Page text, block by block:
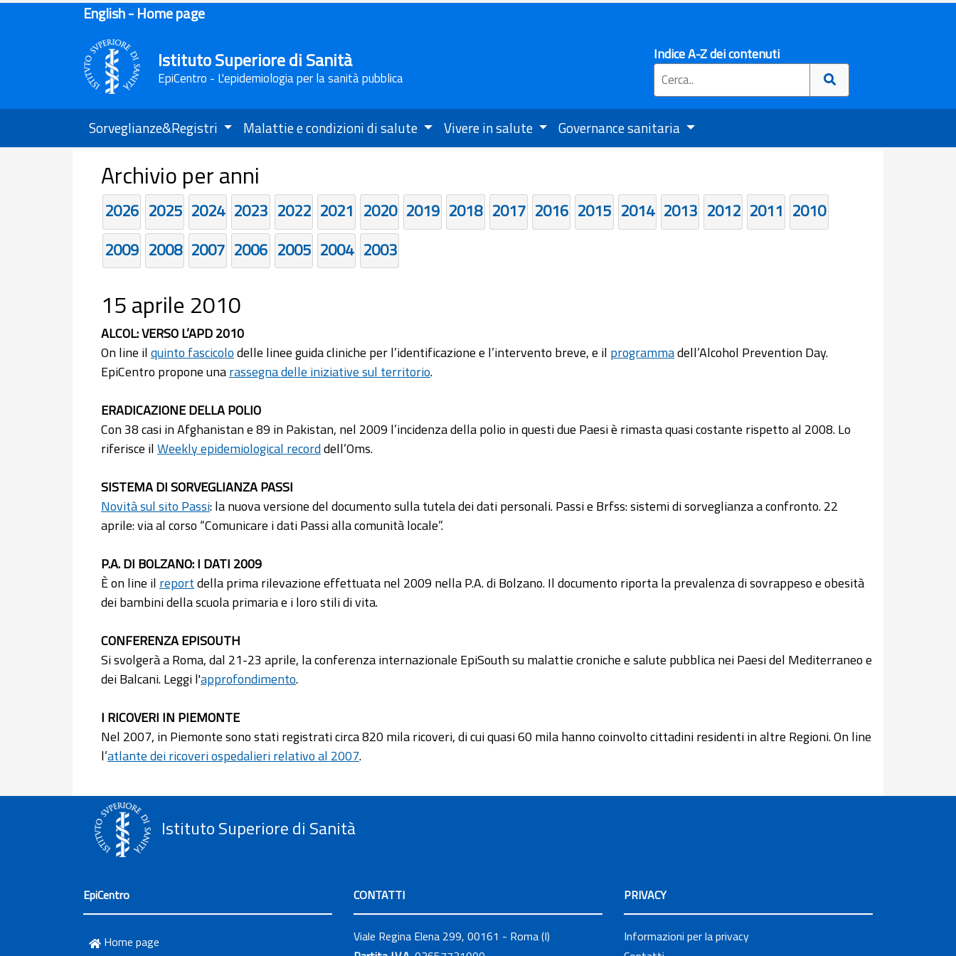
English - Home page
Istituto Superiore di Sanità
EpiCentro - L'epidemiologia per la sanità pubblica
Indice A-Z dei contenuti
Sorveglianze&Registri Malattie e condizioni di salute Vivere in salute Governance sanitaria
Archivio per anni
2026 2025 2024 2023 2022 2021 2020 2019 2018 2017 2016 2015 2014 2013 2012 2011 2010
2009 2008 2007 2006 2005 2004 2003
15 aprile 2010
ALCOL: VERSO L’APD 2010
On line ilquinto fascicolodelle linee guida cliniche per l’identificazione e l’intervento breve, e il programmadell’Alcohol Prevention Day.
EpiCentro propone unarassegna delle iniziative sul territorio.
ERADICAZIONE DELLA POLIO
Con 38 casi in Afghanistan e 89 in Pakistan, nel 2009 l’incidenza della polio in questi due Paesi è rimasta quasi costante rispetto al 2008. Lo
riferisce ilWeekly epidemiological recorddell’Oms.
SISTEMA DI SORVEGLIANZA PASSI
Novità sul sito Passi: la nuova versione del documento sulla tutela dei dati personali. Passi e Brfss: sistemi di sorveglianza a confronto. 22
aprile: via al corso “Comunicare i dati Passi alla comunità locale”.
P.A. DI BOLZANO: I DATI 2009
È on line il reportdella prima rilevazione effettuata nel 2009 nella P.A. di Bolzano. Il documento riporta la prevalenza di sovrappeso e obesità
dei bambini della scuola primaria e i loro stili di vita.
CONFERENZA EPISOUTH
Si svolgerà a Roma, dal 21-23 aprile, la conferenza internazionale EpiSouth su malattie croniche e salute pubblica nei Paesi del Mediterraneo e
dei Balcani. Leggi l'approfondimento.
I RICOVERI IN PIEMONTE
Nel 2007, in Piemonte sono stati registrati circa 820 mila ricoveri, di cui quasi 60 mila hanno coinvolto cittadini residenti in altre Regioni. On line
l’atlante dei ricoveri ospedalieri relativo al 2007.
Istituto Superiore di Sanità
EpiCentro
Home page
CONTATTI
Viale Regina Elena 299, 00161 - Roma (I)
PRIVACY
Informazioni per la privacy